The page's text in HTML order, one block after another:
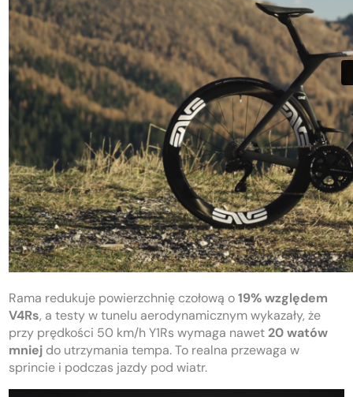
Rama redukuje powierzchnię czołową o19% względem
V4Rs, a testy w tunelu aerodynamicznym wykazały, że
przy prędkości 50 km/h Y1Rs wymaga nawet20 watów
mniej do utrzymania tempa. To realna przewaga w
sprincie i podczas jazdy pod wiatr.